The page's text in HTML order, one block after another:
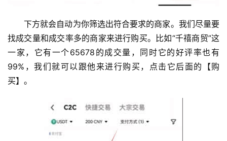
下方就会自动为你筛选出符合要求的商家。我们尽量要
找成交量和成交率多的商家来进行购买。比如“千禧商贸”这
一家，它有一个65678的成交量，同时它的好评率也有
99%，我们就可以跟他来进行购买，点击它后面的【购
买】。